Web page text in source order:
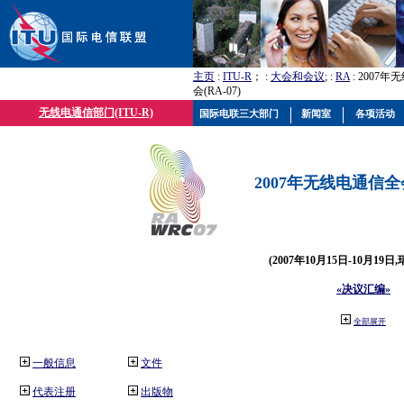
主页 : ITU-R ； : 大会和会议; : RA: 2007年
会(RA-07)
无线电通信部门(ITU-R)
2007年无线电通信
(2007年10月15日-10月19日,
«决议汇编»
全部展开
一般信息
代表注册
文件
出版物
国际电联三大部门 新闻室 各项活动